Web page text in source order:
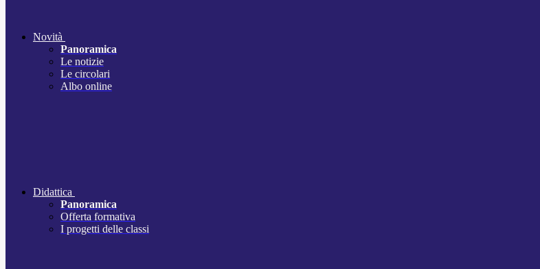
Novità
Panoramica
Le notizie
Le circolari
Albo online
Didattica
Panoramica
Offerta formativa
I progetti delle classi